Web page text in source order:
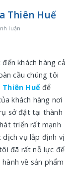
Thiên Huế
luận
khách hàng cả
cầu chúng tôi
Huế để
khách hàng nơi
sở đặt tại thành
triển rất mạnh
dịch vụ lắp định vị
đã rất nỗ lực để
về sản phẩm